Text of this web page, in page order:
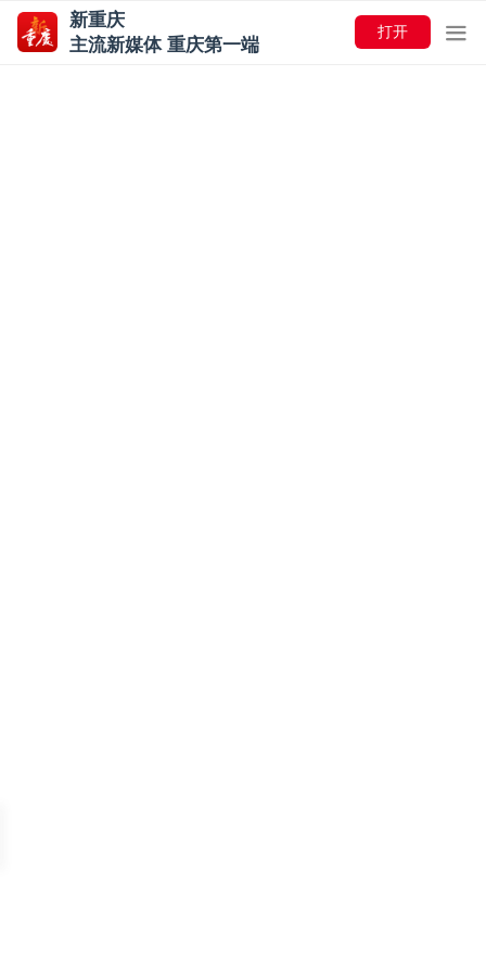
新重庆
主流新媒体 重庆第一端
打开